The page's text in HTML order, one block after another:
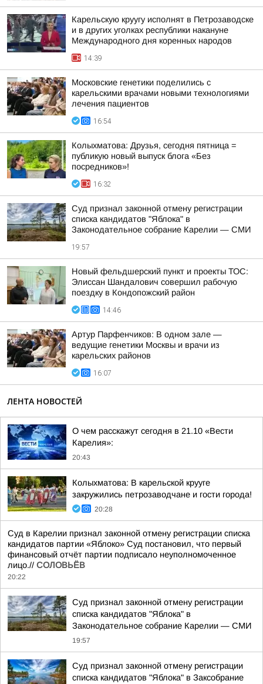
Карельскую круугу исполнят в Петрозаводске
и в других уголках республики накануне
Международного дня коренных народов
14:39
Московские генетики поделились с
карельскими врачами новыми технологиями
лечения пациентов
16:54
Колыхматова: Друзья, сегодня пятница =
публикую новый выпуск блога «Без
посредников»!
16:32
Суд признал законной отмену регистрации
списка кандидатов "Яблока" в
Законодательное собрание Карелии — СМИ
19:57
Новый фельдшерский пункт и проекты ТОС:
Элиссан Шандалович совершил рабочую
поездку в Кондопожский район
14:46
Артур Парфенчиков: В одном зале —
ведущие генетики Москвы и врачи из
карельских районов
16:07
ЛЕНТА НОВОСТЕЙ
О чем расскажут сегодня в 21.10 «Вести
Карелия»:
20:43
Колыхматова: В карельской крууге
закружились петрозаводчане и гости города!
20:28
Суд в Карелии признал законной отмену регистрации списка
кандидатов партии «Яблоко» Суд постановил, что первый
финансовый отчёт партии подписало неуполномоченное
лицо.// СОЛОВЬЁВ
20:22
Суд признал законной отмену регистрации
списка кандидатов "Яблока" в
Законодательное собрание Карелии — СМИ
19:57
Суд признал законной отмену регистрации
списка кандидатов "Яблока" в Заксобрание